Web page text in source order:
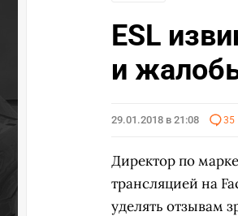
ESL
и
29.01.2018 в 21:08 35
Директор по
трансляцией на
уделять отзывам